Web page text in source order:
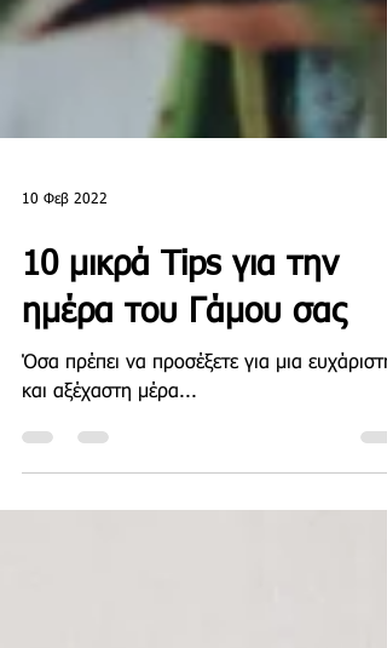
10 μικρά Tips για την
ημέρα του Γάμου σας
Όσα πρέπει να προσέξετε για μια ευχάριστη
και αξέχαστη μέρα...